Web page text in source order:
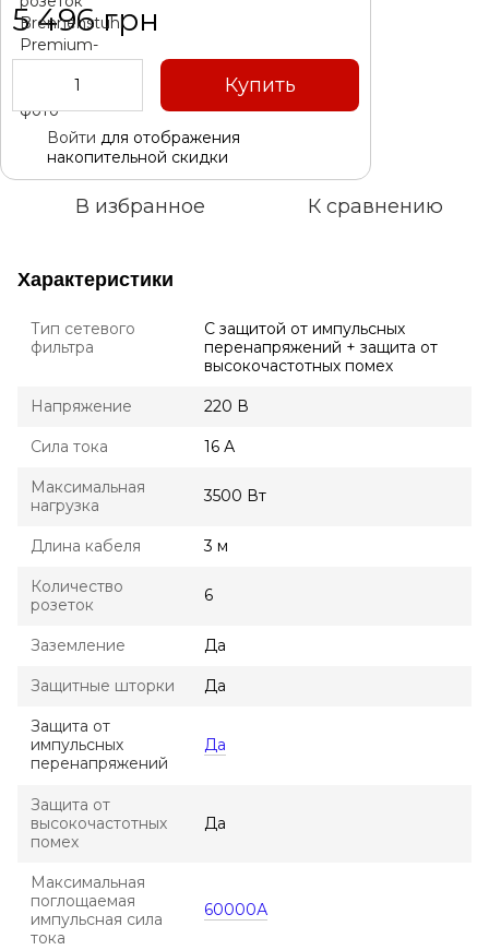
5 496 грн
Купить
Войти для отображения
накопительной скидки
В избранное К сравнению
Характеристики
Тип сетевого
фильтра
С защитой от импульсных
перенапряжений + защита от
высокочастотных помех
Напряжение 220 В
Сила тока 16 А
Максимальная
нагрузка
3500 Вт
Длина кабеля 3 м
Количество
розеток
6
Заземление Да
Защитные шторки Да
Защита от
импульсных
перенапряжений
Да
Защита от
высокочастотных
помех
Да
Максимальная
поглощаемая
импульсная сила
тока
60000А